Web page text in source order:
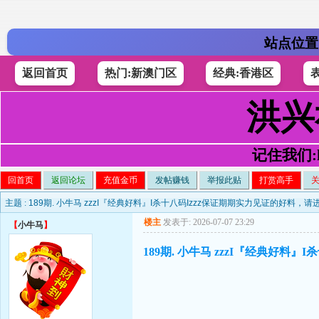
站点位
返回首页 热门:新澳门区 经典:香港区
洪
记住我们
回首页 返回论坛 充值金币 发帖赚钱 举报此贴 打赏高手
主题 : 189期. 小牛马 zzzI『经典好料』I杀十八码Izzz保证期期实力见证的好料，请
【小牛马 】 楼主 发表于: 2026-07-07 23:29
189期. 小牛马 zzzI『经典好料』I